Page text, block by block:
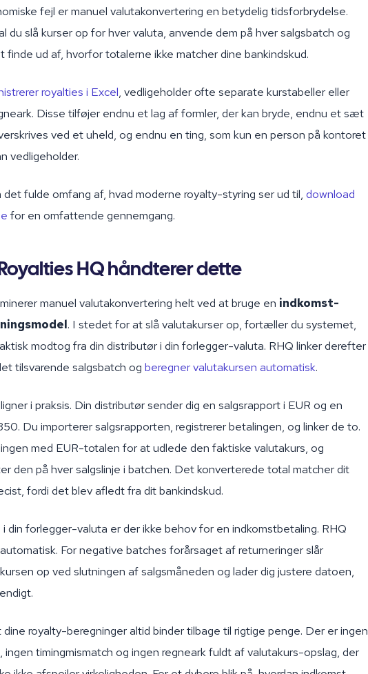
fejl er manuel valutakonvertering en betydelig tidsforbrydelse.
du slå kurser op for hver valuta, anvende dem på hver salgsbatch og
finde ud af, hvorfor totalerne ikke matcher dine bankindskud.
royalties i Excel, vedligeholder ofte separate kurstabeller eller
Disse tilføjer endnu et lag af formler, der kan bryde, endnu et sæt
ved et uheld, og endnu en ting, som kun en person på kontoret
vedligeholder.
det fulde omfang af, hvad moderne royalty-styring ser ud til, download
for en omfattende gennemgang.
HQ håndterer dette
manuel valutakonvertering helt ved at bruge en indkomst-
. I stedet for at slå valutakurser op, fortæller du systemet,
modtog fra din distributør i din forlegger-valuta. RHQ linker derefter
tilsvarende salgsbatch og beregner valutakursen automatisk.
i praksis. Din distributør sender dig en salgsrapport i EUR og en
Du importerer salgsrapporten, registrerer betalingen, og linker de to.
med EUR-totalen for at udlede den faktiske valutakurs, og
den på hver salgslinje i batchen. Det konverterede total matcher dit
fordi det blev afledt fra dit bankindskud.
i din forlegger-valuta er der ikke behov for en indkomstbetaling. RHQ
For negative batches forårsaget af returneringer slår
op ved slutningen af salgsmåneden og lader dig justere datoen,
royalty-beregninger altid binder tilbage til rigtige penge. Der er ingen
ingen timingmismatch og ingen regneark fuldt af valutakurs-opslag, der